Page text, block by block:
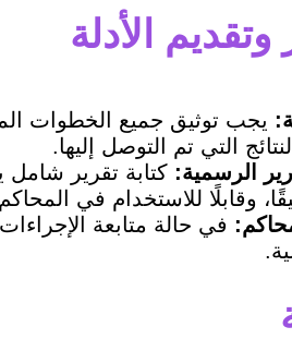
وتقديم الأدلة
يجب توثيق جميع الخطوات
التي تم التوصل إليها.
الرسمية: كتابة تقرير شامل
وقابلًا للاستخدام في
في حالة متابعة